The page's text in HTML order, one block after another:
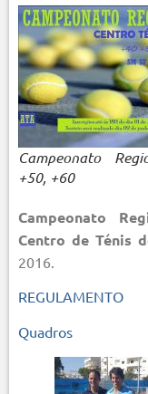
Campeonato
+50, +60
Campeonato
Centro de Ténis
2016.
REGULAMENTO
Quadros